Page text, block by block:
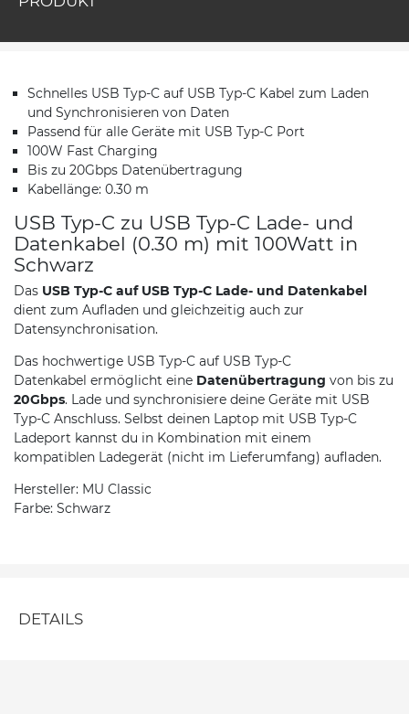
Schnelles USB Typ-C auf USB Typ-C Kabel zum Laden
und Synchronisieren von Daten
Passend für alle Geräte mit USB Typ-C Port
100W Fast Charging
Bis zu 20Gbps Datenübertragung
Kabellänge: 0.30 m
USB Typ-C zu USB Typ-C Lade- und
Datenkabel (0.30 m) mit 100Watt in
Schwarz
Das USB Typ-C auf USB Typ-C Lade- und Datenkabel
dient zum Aufladen und gleichzeitig auch zur
Datensynchronisation.
Das hochwertige USB Typ-C auf USB Typ-C
Datenkabel ermöglicht eine Datenübertragung von bis zu
20Gbps. Lade und synchronisiere deine Geräte mit USB
Typ-C Anschluss. Selbst deinen Laptop mit USB Typ-C
Ladeport kannst du in Kombination mit einem
kompatiblen Ladegerät (nicht im Lieferumfang) aufladen.
Hersteller: MU Classic
Farbe: Schwarz
DETAILS